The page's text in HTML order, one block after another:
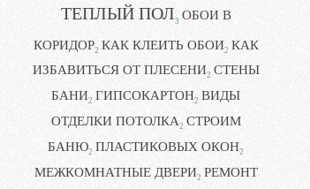
ТЕПЛЫЙ ПОЛ3 ОБОИ В
КОРИДОР2 КАК КЛЕИТЬ ОБОИ2 КАК
ИЗБАВИТЬСЯ ОТ ПЛЕСЕНИ2 СТЕНЫ
БАНИ2 ГИПСОКАРТОН2 ВИДЫ
ОТДЕЛКИ ПОТОЛКА2 СТРОИМ
БАНЮ2 ПЛАСТИКОВЫХ ОКОН2
МЕЖКОМНАТНЫЕ ДВЕРИ2 РЕМОНТ